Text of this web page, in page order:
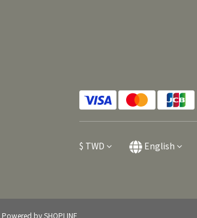
$ TWD English
Powered by SHOPLINE